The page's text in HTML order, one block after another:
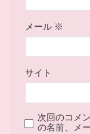
メール ※
サイト
次回のコメ
の名前、メ